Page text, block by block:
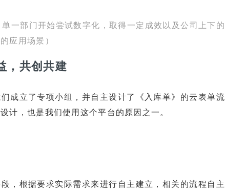
单一部门开始尝试数字化，取得一定成效以及公司上下的
应用场景）
，共创共建
成立了专项小组，并自主设计了《入库单》的云表单流
计，也是我们使用这个平台的原因之一。
，根据要求实际需求来进行自主建立，相关的流程自主